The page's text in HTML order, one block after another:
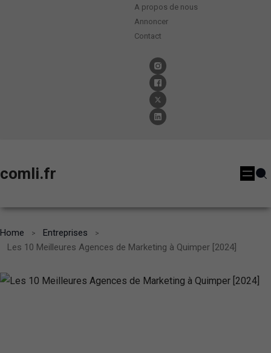
A propos de nous
Annoncer
Contact
comli.fr
Home
Entreprises
Les 10 Meilleures Agences de Marketing à Quimper [2024]